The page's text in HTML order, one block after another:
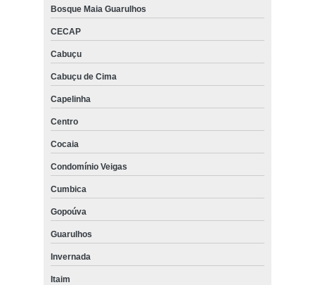
Bosque Maia Guarulhos
CECAP
Cabuçu
Cabuçu de Cima
Capelinha
Centro
Cocaia
Condomínio Veigas
Cumbica
Gopoúva
Guarulhos
Invernada
Itaim